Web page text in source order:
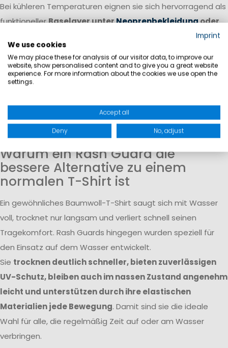
Bei kühleren Temperaturen eignen sie sich hervorragend als
funktionellerBaselayer unterNeoprenbekleidungoder
. Sie transportieren Feuchtigkeit
von der Haut weg, sorgen für ein angenehmes Körperklima
und erhöhen gleichzeitig den Tragekomfort unter enger
anliegender Bekleidung.
dazu nochNeoprenschuhe, eineSchwimmwesteso wie
wasserdichte Taschen
Warum ein Rash Guard die
bessere Alternative zu einem
normalen T-Shirt ist
Ein gewöhnliches Baumwoll-T-Shirt saugt sich mit Wasser
voll, trocknet nur langsam und verliert schnell seinen
Tragekomfort. Rash Guards hingegen wurden speziell für
den Einsatz auf dem Wasser entwickelt.
Sie trocknen deutlich schneller, bieten zuverlässigen
UV-Schutz, bleiben auch im nassen Zustand angenehm
leicht und unterstützen durch ihre elastischen
Materialien jede Bewegung. Damit sind sie die ideale
Wahl für alle, die regelmäßig Zeit auf oder am Wasser
verbringen.
Imprint
We use cookies
We may place these for analysis of our visitor data, to improve our
website, show personalised content and to give you a great website
experience. For more information about the cookies we use open the
settings.
Accept all
Deny No, adjust